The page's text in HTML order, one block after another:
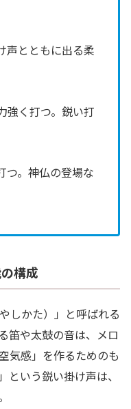
声とともに出る柔
強く打つ。鋭い打
つ。神仏の登場な
構成
しかた）」と呼ばれる
笛や太鼓の音は、メロ
気感」を作るためのも
という鋭い掛け声は、